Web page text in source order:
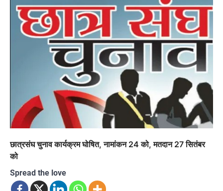
छात्रसंघ चुनाव कार्यक्रम घोषित, नामांकन 24 को, मतदान 27 सितंबर
को
Spread the love